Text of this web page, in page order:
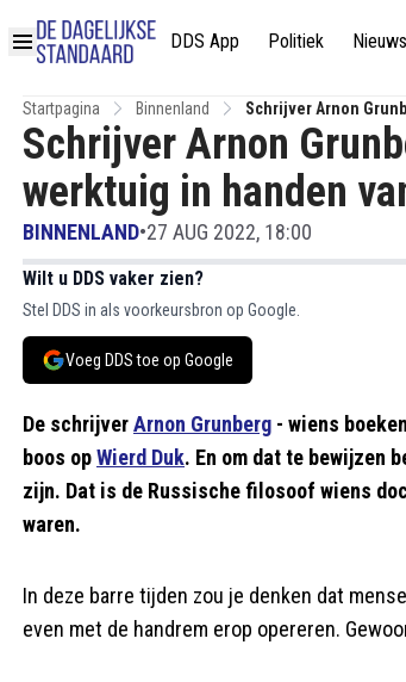
DDS App Politiek Nieuws
Startpagina Binnenland Schrijver Arnon
Schrijver Arnon
werktuig in handen
BINNENLAND•27 AUG 2022, 18:00
Wilt u DDS vaker zien?
Stel DDS in als voorkeursbron op Google.
Voeg DDS toe op Google
De schrijverArnon Grunberg - wiens
boos opWierd Duk. En om dat te bewijzen
zijn. Dat is de Russische filosoof wiens
waren.
In deze barre tijden zou je denken dat
even met de handrem erop opereren.